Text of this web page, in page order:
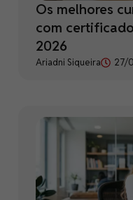
Os melhores
com
2026
Ariadni Siqueira 27/